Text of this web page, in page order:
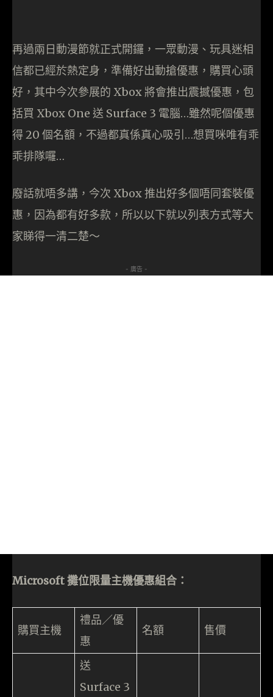
再過兩日動漫節就正式開鑼，一眾動漫、玩具迷相
信都已經於熱定身，準備好出動搶優惠，購買心頭
好，其中今次參展的 Xbox 將會推出震撼優惠，包
括買 Xbox One 送 Surface 3 電腦…雖然呢個優惠
得 20 個名額，不過都真係真心吸引…想買咪唯有乖
乖排隊囉…
廢話就唔多講，今次 Xbox 推出好多個唔同套裝優
惠，因為都有好多款，所以以下就以列表方式等大
家睇得一清二楚～
- 廣告 -
Microsoft 攤位限量主機優惠組合：
購買主機
禮品／優
惠
名額 售價
送
Surface 3